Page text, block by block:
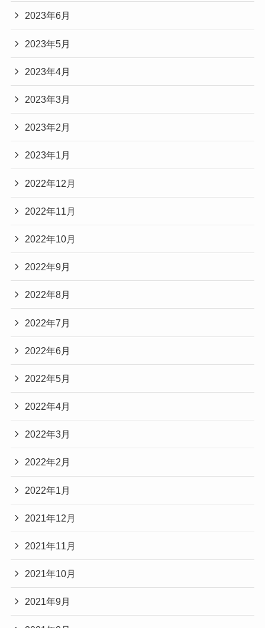
2023年6月
2023年5月
2023年4月
2023年3月
2023年2月
2023年1月
2022年12月
2022年11月
2022年10月
2022年9月
2022年8月
2022年7月
2022年6月
2022年5月
2022年4月
2022年3月
2022年2月
2022年1月
2021年12月
2021年11月
2021年10月
2021年9月